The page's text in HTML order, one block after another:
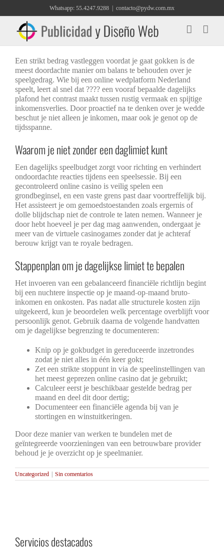
contenido
Whatsapp: 55.4247.9288 contacto@pydw.com.mx
Een strikt bedrag vastleggen voordat je gaat gokken is de
meest doordachte manier om balans te behouden over je
speelgedrag. Wie bij een online wedplatform Nederland
speelt, leert al snel dat ???? een vooraf bepaalde dagelijks
plafond het contrast maakt tussen rustig vermaak en spijtige
inkomensverlies. Door proactief na te denken over je wedde
beschut je niet alleen je inkomen, maar ook je genot op de
tijdsspanne.
Waarom je niet zonder een daglimiet kunt
Een dagelijks speelbudget zorgt voor richting en verhindert
ondoordachte reacties tijdens een speelsessie. Bij een
gecontroleerd online casino is veilig spelen een
grondbeginsel, en een vaste grens past daar voortreffelijk bij.
Het assisteert je om gemoedstoestanden zoals ergernis of
dolle blijdschap niet de controle te laten nemen. Wanneer je
door hebt hoeveel je per dag mag aanwenden, ondergaat je
meer van de virtuele casinogames zonder dat je achteraf
berouw krijgt van te royale bedragen.
Stappenplan om je dagelijkse limiet te bepalen
Het invoeren van een gebalanceerd financiële richtlijn begint
bij een nuchtere inspectie op je maand-op-maand bruto-
inkomen en onkosten. Pas nadat alle structurele kosten zijn
uitgekeerd, kun je beoordelen welk percentage overblijft voor
persoonlijk genot. Gebruik daarna de volgende handvatten
om je dagelijkse begrenzing te documenteren:
Knip op je gokbudget in gereduceerde inzetrondes
zodat je niet alles in één keer gokt;
Zet een strikte stoppunt in via de speelinstellingen van
het meest geprezen online casino dat je gebruikt;
Calculeer eerst je beschikbaar gestelde bedrag per
maand en deel dit door dertig;
Documenteer een financiële agenda bij van je
stortingen en winstuitkeringen.
Door deze manier van werken te bundelen met de
geïntegreerde voorzieningen van een betrouwbare provider
behoud je je overzicht op je speelmanier.
Uncategorized Sin comentarios
Servicios destacados